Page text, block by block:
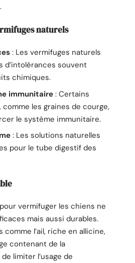
naturels
: Les vermifuges naturels
d’intolérances souvent
chimiques.
immunitaire : Certains
les graines de courge,
le système immunitaire.
: Les solutions naturelles
pour le tube digestif des
vermifuger les chiens ne
mais aussi durables.
l’ail, riche en allicine,
contenant de la
limiter l’usage de